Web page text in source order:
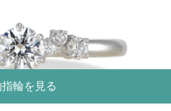
輪を見る